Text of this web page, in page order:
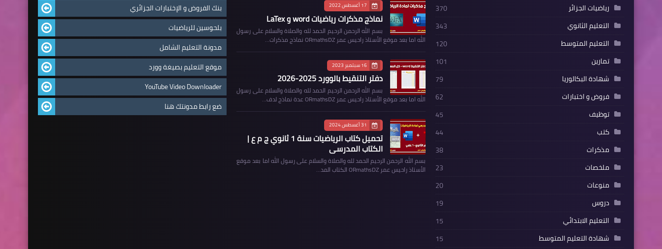
رياضيات الجزائر
370
التعليم الثانوي
343
التعليم المتوسط
120
تمارين
101
شهادة البكالوريا
79
فروض و اختبارات
62
توظيف
45
كتب
44
مذكرات
38
ملخصات
23
منوعات
20
دروس
19
التعليم الابتدائي
15
شهادة التعليم المتوسط
15
17 أغسطس 2022
نماذج مذكرات رياضيات word و LaTex
بسم الله الرحمن الرحيم الحمد لله والصلاة والسلام على رسول
الله اما بعد موقع الأستاذ راحيس عمر ORmathsDZ نماذج مذكرات…
16 سبتمبر 2023
دفتر التنقيط بالوورد 2025-2026
بسم الله الرحمن الرحيم الحمد لله والصلاة والسلام على رسول
الله اما بعد موقع الأستاذ راحيس عمر ORmathsDZ عدة نماذج لدف…
31 أغسطس 2024
تحميل كتاب الرياضيات سنة 1 ثانوي ج م ع |
الكتاب المدرسي
بسم الله الرحمن الرحيم الحمد لله والصلاة والسلام على رسول الله اما بعد موقع
الأستاذ راحيس عمر ORmathsDZ الكتاب المد…
بنك الفروض و الإختبارات الجزائري
بلحوسين للرياضيات
مدونة التعليم الشامل
موقع التعليم بصيغة وورد
YouTube Video Downloader
ضع رابط مدونتك هنا